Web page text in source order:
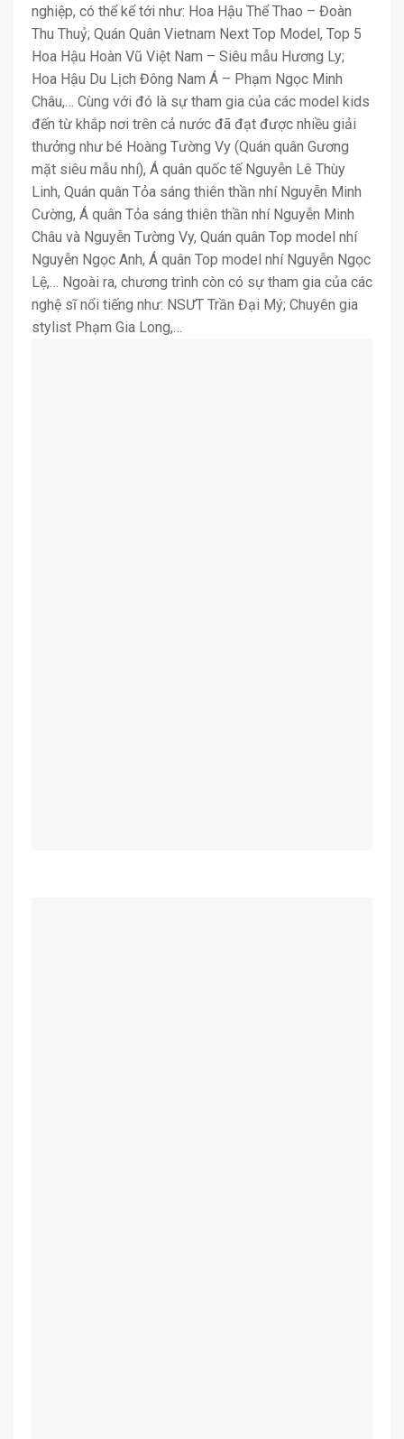
nghiệp, có thể kể tới như: Hoa Hậu Thể Thao – Đoàn
Thu Thuỷ; Quán Quân Vietnam Next Top Model, Top 5
Hoa Hậu Hoàn Vũ Việt Nam – Siêu mẫu Hương Ly;
Hoa Hậu Du Lịch Đông Nam Á – Phạm Ngọc Minh
Châu,… Cùng với đó là sự tham gia của các model kids
đến từ khắp nơi trên cả nước đã đạt được nhiều giải
thưởng như bé Hoàng Tường Vy (Quán quân Gương
mặt siêu mẫu nhí), Á quân quốc tế Nguyễn Lê Thùy
Linh, Quán quân Tỏa sáng thiên thần nhí Nguyễn Minh
Cường, Á quân Tỏa sáng thiên thần nhí Nguyễn Minh
Châu và Nguyễn Tường Vy, Quán quân Top model nhí
Nguyễn Ngọc Anh, Á quân Top model nhí Nguyễn Ngọc
Lệ,… Ngoài ra, chương trình còn có sự tham gia của các
nghệ sĩ nổi tiếng như: NSƯT Trần Đại Mý; Chuyên gia
stylist Phạm Gia Long,…